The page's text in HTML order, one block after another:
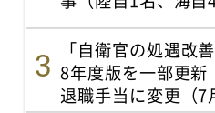
「自衛官の処遇改
8年度版を一部更
退職手当に変更（7